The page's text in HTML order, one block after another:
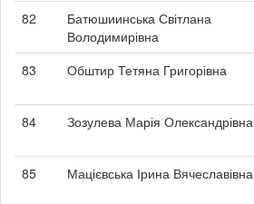
82
Батюшиинська Світлана
Володимирівна
83
Обштир Тетяна Григорівна
84
Зозулева Марія Олександрівна
85
Мацієвська Ірина Вячеславівна